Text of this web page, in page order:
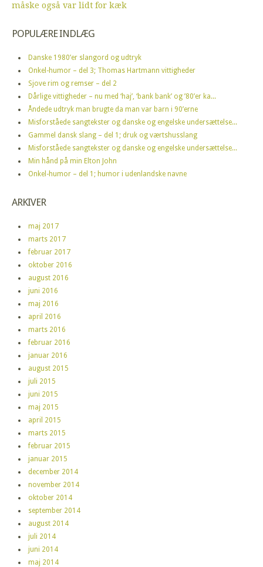
måske også var lidt for kæk
POPULÆRE INDLÆG
Danske 1980’er slangord og udtryk
Onkel-humor – del 3; Thomas Hartmann vittigheder
Sjove rim og remser – del 2
Dårlige vittigheder – nu med ‘haj’, ‘bank bank’ og ’80’er ka...
Åndede udtryk man brugte da man var barn i 90’erne
Misforståede sangtekster og danske og engelske undersættelse...
Gammel dansk slang – del 1; druk og værtshusslang
Misforståede sangtekster og danske og engelske undersættelse...
Min hånd på min Elton John
Onkel-humor – del 1; humor i udenlandske navne
ARKIVER
maj 2017
marts 2017
februar 2017
oktober 2016
august 2016
juni 2016
maj 2016
april 2016
marts 2016
februar 2016
januar 2016
august 2015
juli 2015
juni 2015
maj 2015
april 2015
marts 2015
februar 2015
januar 2015
december 2014
november 2014
oktober 2014
september 2014
august 2014
juli 2014
juni 2014
maj 2014